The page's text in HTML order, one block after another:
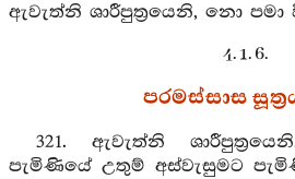
ඇවැත්නි ශාරීපුත්‍රයෙනි, නො පමා
4. 1. 6.
පරමස්සාස
321. ඇවැත්නි
පැමිණියේ උතුම් අස්වැසුමට